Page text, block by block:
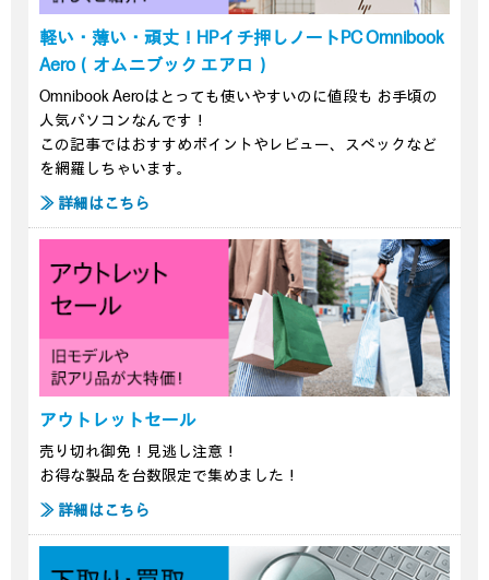
軽い・薄い・頑丈！HPイチ押しノートPC Omnibook
Aero（オムニブック エアロ）
Omnibook Aeroはとっても使いやすいのに値段も お手頃の
人気パソコンなんです！
この記事ではおすすめポイントやレビュー、スペックなど
を網羅しちゃいます。
≫ 詳細はこちら
アウトレットセール
売り切れ御免！見逃し注意！
お得な製品を台数限定で集めました！
≫ 詳細はこちら